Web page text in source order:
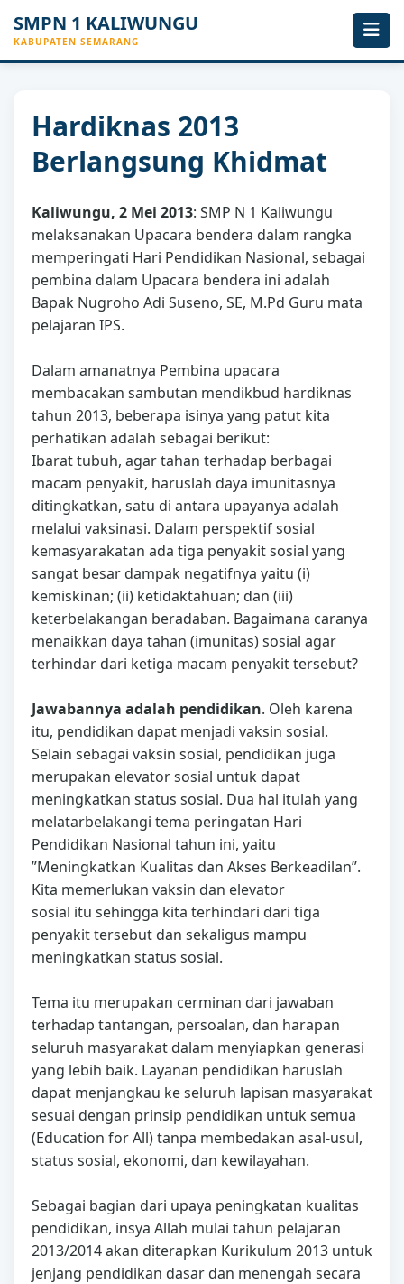
SMPN 1 KALIWUNGU
KABUPATEN SEMARANG
Hardiknas 2013
Berlangsung Khidmat
Kaliwungu, 2 Mei 2013: SMP N 1 Kaliwungu
melaksanakan Upacara bendera dalam rangka
memperingati Hari Pendidikan Nasional, sebagai
pembina dalam Upacara bendera ini adalah
Bapak Nugroho Adi Suseno, SE, M.Pd Guru mata
pelajaran IPS.
Dalam amanatnya Pembina upacara
membacakan sambutan mendikbud hardiknas
tahun 2013, beberapa isinya yang patut kita
perhatikan adalah sebagai berikut:
Ibarat tubuh, agar tahan terhadap berbagai
macam penyakit, haruslah daya imunitasnya
ditingkatkan, satu di antara upayanya adalah
melalui vaksinasi. Dalam perspektif sosial
kemasyarakatan ada tiga penyakit sosial yang
sangat besar dampak negatifnya yaitu (i)
kemiskinan; (ii) ketidaktahuan; dan (iii)
keterbelakangan beradaban. Bagaimana caranya
menaikkan daya tahan (imunitas) sosial agar
terhindar dari ketiga macam penyakit tersebut?
Jawabannya adalah pendidikan. Oleh karena
itu, pendidikan dapat menjadi vaksin sosial.
Selain sebagai vaksin sosial, pendidikan juga
merupakan elevator sosial untuk dapat
meningkatkan status sosial. Dua hal itulah yang
melatarbelakangi tema peringatan Hari
Pendidikan Nasional tahun ini, yaitu
”Meningkatkan Kualitas dan Akses Berkeadilan”.
Kita memerlukan vaksin dan elevator
sosial itu sehingga kita terhindari dari tiga
penyakit tersebut dan sekaligus mampu
meningkatkan status sosial.
Tema itu merupakan cerminan dari jawaban
terhadap tantangan, persoalan, dan harapan
seluruh masyarakat dalam menyiapkan generasi
yang lebih baik. Layanan pendidikan haruslah
dapat menjangkau ke seluruh lapisan masyarakat
sesuai dengan prinsip pendidikan untuk semua
(Education for All) tanpa membedakan asal-usul,
status sosial, ekonomi, dan kewilayahan.
Sebagai bagian dari upaya peningkatan kualitas
pendidikan, insya Allah mulai tahun pelajaran
2013/2014 akan diterapkan Kurikulum 2013 untuk
jenjang pendidikan dasar dan menengah secara